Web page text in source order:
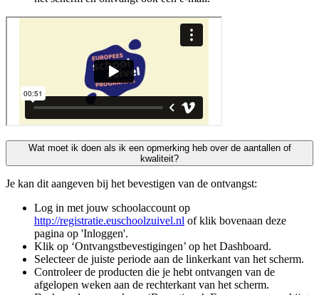
Wat moet ik doen als ik een opmerking heb over de aantallen of
kwaliteit?
Je kan dit aangeven bij het bevestigen van de ontvangst:
Log in met jouw schoolaccount op
http://registratie.euschoolzuivel.nl of klik bovenaan deze
pagina op 'Inloggen'.
Klik op ‘Ontvangstbevestigingen’ op het Dashboard.
Selecteer de juiste periode aan de linkerkant van het scherm.
Controleer de producten die je hebt ontvangen van de
afgelopen weken aan de rechterkant van het scherm.